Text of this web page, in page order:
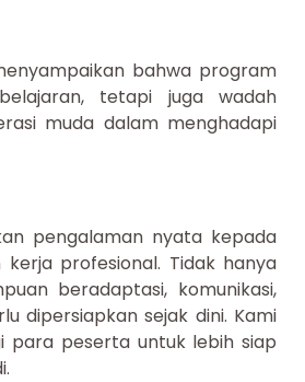
bahwa program
tetapi juga wadah
muda dalam menghadapi
pengalaman nyata kepada
profesional. Tidak hanya
beradaptasi, komunikasi,
dipersiapkan sejak dini. Kami
para peserta untuk lebih siap